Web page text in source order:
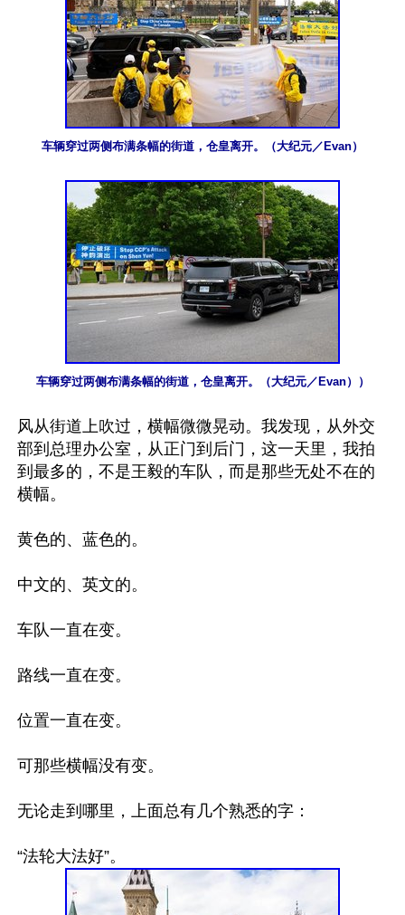
车辆穿过两侧布满条幅的街道，仓皇离开。（大纪元／Evan）
车辆穿过两侧布满条幅的街道，仓皇离开。（大纪元／Evan））
风从街道上吹过，横幅微微晃动。我发现，从外交
部到总理办公室，从正门到后门，这一天里，我拍
到最多的，不是王毅的车队，而是那些无处不在的
横幅。
黄色的、蓝色的。
中文的、英文的。
车队一直在变。
路线一直在变。
位置一直在变。
可那些横幅没有变。
无论走到哪里，上面总有几个熟悉的字：